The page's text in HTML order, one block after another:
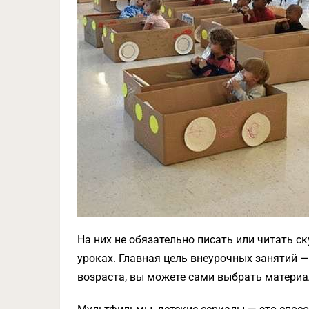
На них не обязательно писать или читать
уроках. Главная цель внеурочных занятий
возраста, вы можете сами выбрать